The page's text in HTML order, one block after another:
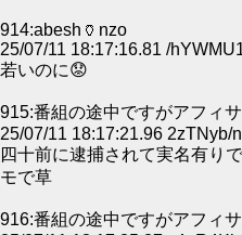
914:abesh🏺nzo
25/07/11 18:17:16.81 /
若いのに😟
915:番組の途中ですがアフィ
25/07/11 18:17:21.96 2zTNyb/
四十前に逮捕されて実名有り
モで草
916:番組の途中ですがアフィ